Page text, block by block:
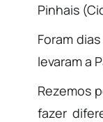
Pinhais
Foram
levaram a
Rezemos
fazer